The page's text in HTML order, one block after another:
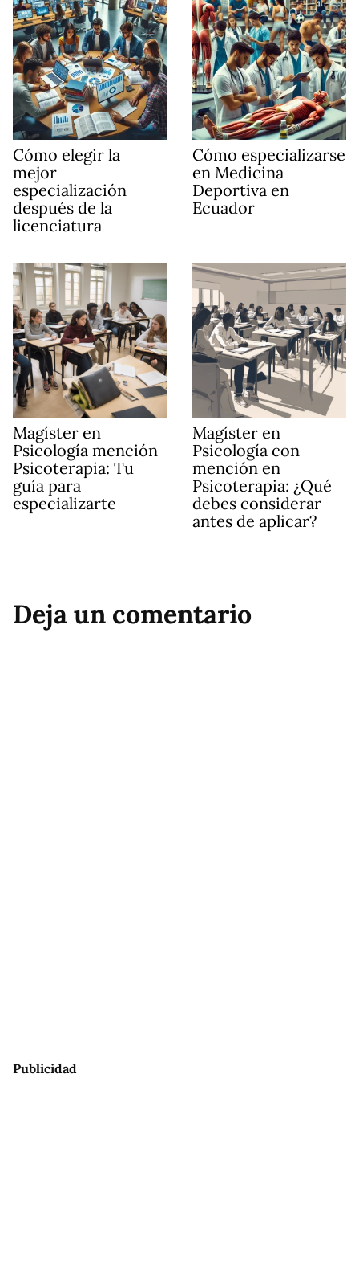
Cómo elegir la
mejor
especialización
después de la
licenciatura
Cómo especializarse
en Medicina
Deportiva en
Ecuador
Magíster en
Psicología mención
Psicoterapia: Tu
guía para
especializarte
Magíster en
Psicología con
mención en
Psicoterapia: ¿Qué
debes considerar
antes de aplicar?
Deja un comentario
Publicidad